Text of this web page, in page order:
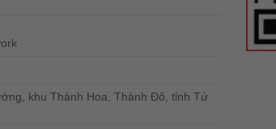
khu Thành Hoa, Thành Đô, tỉnh Tứ